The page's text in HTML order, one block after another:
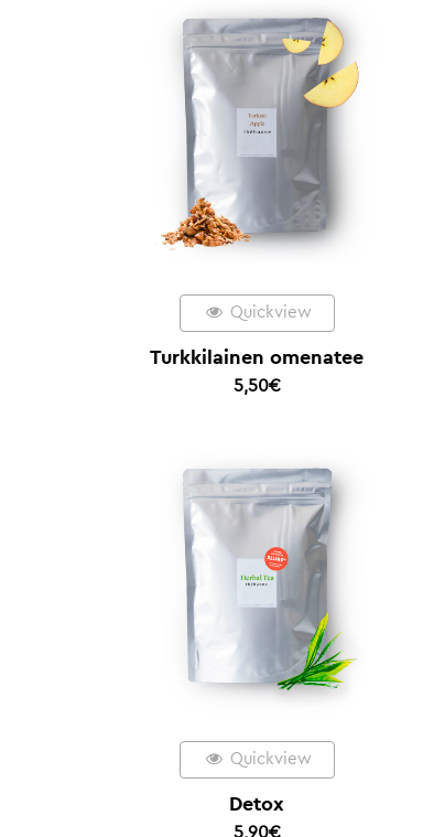
Quickview
Turkkilainen omenatee
5,50€
Quickview
Detox
5,90€